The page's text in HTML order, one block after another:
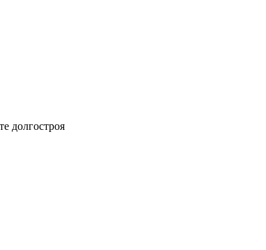
долгостроя